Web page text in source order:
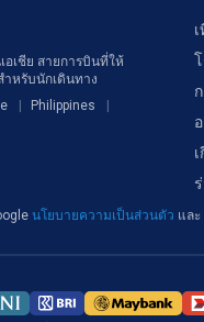
อเชีย สายการบินที่ให้
หรับนักเดินทาง
Philippines
นโยบายความเป็นส่วนตัว และ